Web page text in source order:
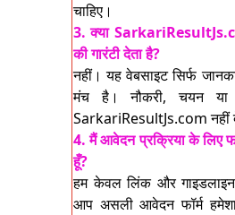
चाहिए।
3. क्या
की गारंटी देता है?
नहीं। यह वेबसाइट सिर्फ
मंच है। नौकरी, चयन या
SarkariResultJs.com नहीं
4. मैं आवेदन प्रक्रिया के लिए
हूँ?
हम केवल लिंक और
आप असली आवेदन फॉर्म